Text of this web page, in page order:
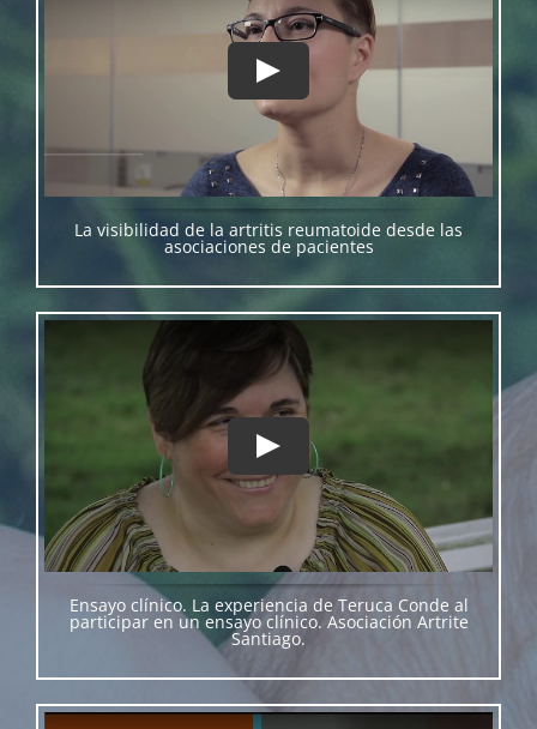
La visibilidad de la artritis reumatoide desde las
asociaciones de pacientes
Ensayo clínico. La experiencia de Teruca Conde al
participar en un ensayo clínico. Asociación Artrite
Santiago.